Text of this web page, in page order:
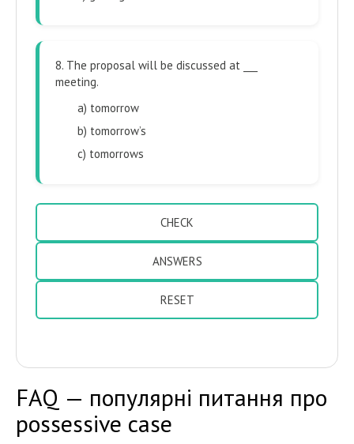
8. The proposal will be discussed at ___
meeting.
a) tomorrow
b) tomorrow’s
c) tomorrows
CHECK
ANSWERS
RESET
FAQ — популярні питання про
possessive case